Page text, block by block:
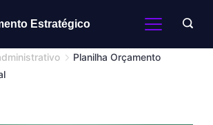
Estratégico
Planilha Orçamento